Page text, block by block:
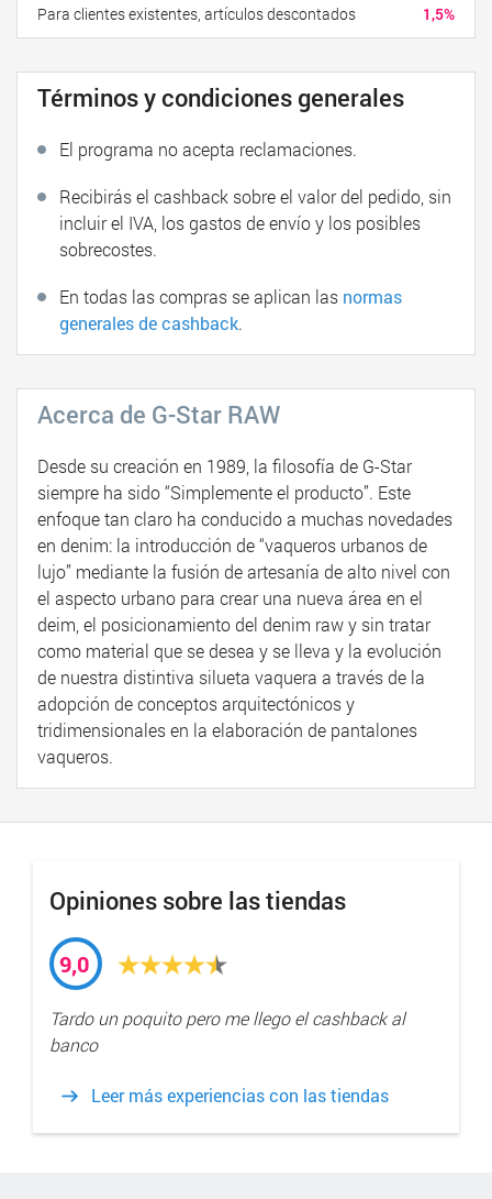
1,5%
Para clientes existentes, artículos descontados
Términos y condiciones generales
El programa no acepta reclamaciones.
Recibirás el cashback sobre el valor del pedido, sin
incluir el IVA, los gastos de envío y los posibles
sobrecostes.
En todas las compras se aplican las normas
generales de cashback.
Acerca de G-Star RAW
Desde su creación en 1989, la filosofía de G-Star
siempre ha sido “Simplemente el producto”. Este
enfoque tan claro ha conducido a muchas novedades
en denim: la introducción de “vaqueros urbanos de
lujo” mediante la fusión de artesanía de alto nivel con
el aspecto urbano para crear una nueva área en el
deim, el posicionamiento del denim raw y sin tratar
como material que se desea y se lleva y la evolución
de nuestra distintiva silueta vaquera a través de la
adopción de conceptos arquitectónicos y
tridimensionales en la elaboración de pantalones
vaqueros.
Opiniones sobre las tiendas
9,0
Tardo un poquito pero me llego el cashback al
banco
Leer más experiencias con las tiendas